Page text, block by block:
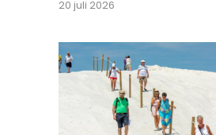
20 juli 2026